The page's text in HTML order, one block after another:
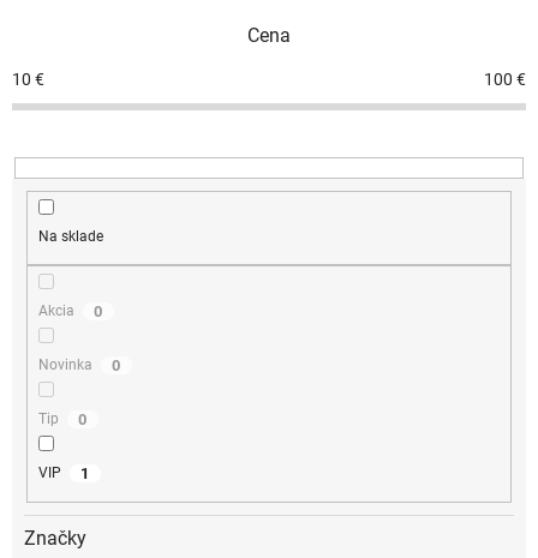
Cena
10 € 100 €
Na sklade
Akcia 0
Novinka 0
Tip 0
VIP 1
Značky